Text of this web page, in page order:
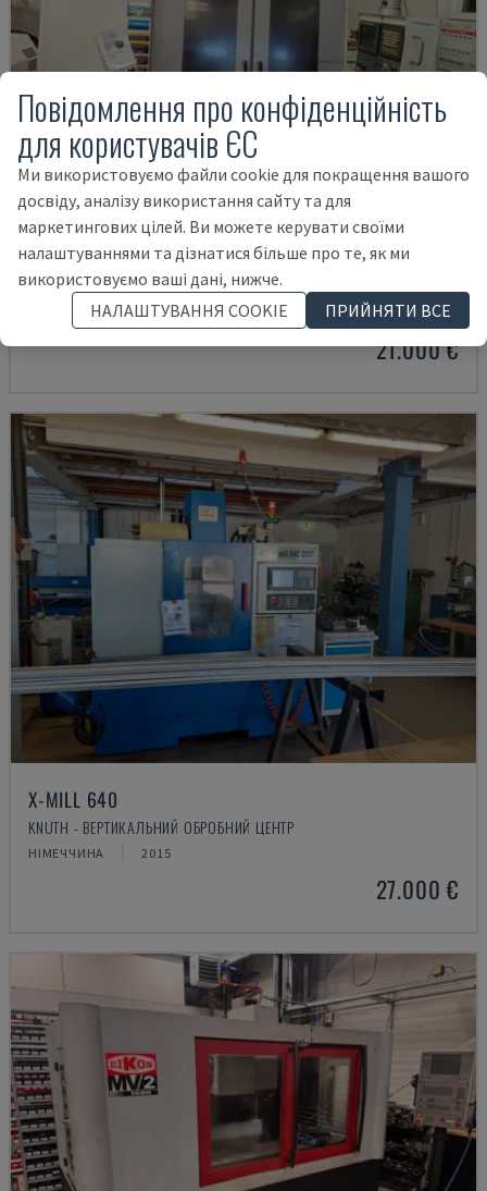
MYNX 550
DAEWOO - ВЕРТИКАЛЬНИЙ ОБРОБНИЙ ЦЕНТР
2003
21.000 €
X-MILL 640
KNUTH - ВЕРТИКАЛЬНИЙ ОБРОБНИЙ ЦЕНТР
НІМЕЧЧИНА 2015
27.000 €
Повідомлення про конфіденційність
для користувачів ЄС
Ми використовуємо файли cookie для покращення вашого
досвіду, аналізу використання сайту та для
маркетингових цілей. Ви можете керувати своїми
налаштуваннями та дізнатися більше про те, як ми
використовуємо ваші дані, нижче.
НАЛАШТУВАННЯ COOKIE
ПРИЙНЯТИ ВСЕ